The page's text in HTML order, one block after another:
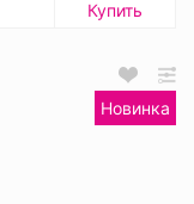
Купить
Новинка